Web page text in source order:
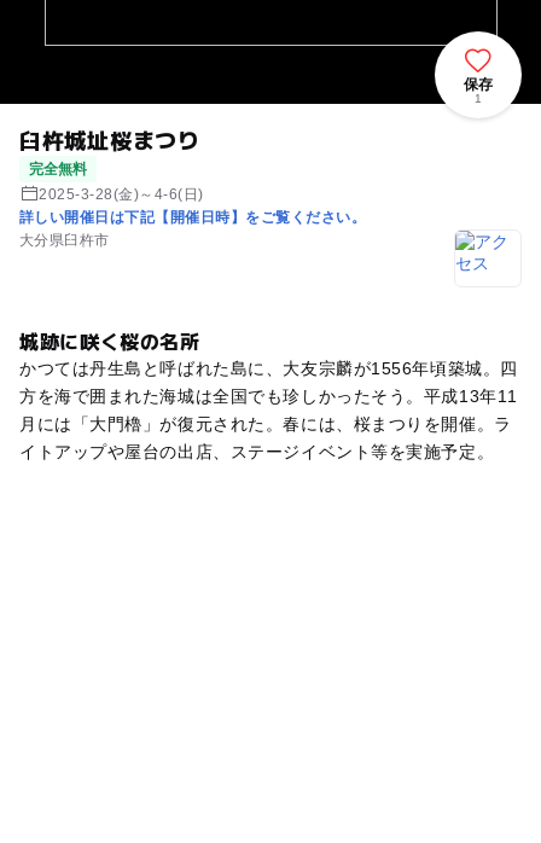
臼杵城址桜まつり
完全無料
2025-3-28(金)～4-6(日)
詳しい開催日は下記【開催日時】をご覧ください。
大分県臼杵市
保存
1
城跡に咲く桜の名所
かつては丹生島と呼ばれた島に、大友宗麟が1556年頃築城。四
方を海で囲まれた海城は全国でも珍しかったそう。平成13年11
月には「大門櫓」が復元された。春には、桜まつりを開催。ラ
イトアップや屋台の出店、ステージイベント等を実施予定。